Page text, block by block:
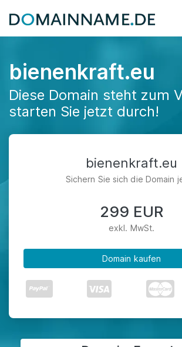
bienenkraft.eu
Diese Domain steht zum
starten Sie jetzt durch!
bienenkraft.eu
Sichern Sie sich die Domain
299 EUR
exkl. MwSt.
Domain kaufen